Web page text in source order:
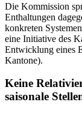
Die Kommission
Enthaltungen
konkreten
eine Initiative des
Entwicklung eines
Kantone).
Keine
saisonale